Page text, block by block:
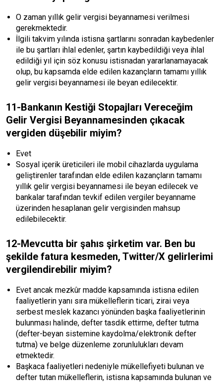
O zaman yıllık gelir vergisi beyannamesi verilmesi
gerekmektedir.
İlgili takvim yılında istisna şartlarını sonradan kaybedenler
ile bu şartları ihlal edenler, şartın kaybedildiği veya ihlal
edildiği yıl için söz konusu istisnadan yararlanamayacak
olup, bu kapsamda elde edilen kazançların tamamı yıllık
gelir vergisi beyannamesi ile beyan edilecektir.
11-Bankanın Kestiği Stopajları Vereceğim
Gelir Vergisi Beyannamesinden çıkacak
vergiden düşebilir miyim?
Evet
Sosyal içerik üreticileri ile mobil cihazlarda uygulama
geliştirenler tarafından elde edilen kazançların tamamı
yıllık gelir vergisi beyannamesi ile beyan edilecek ve
bankalar tarafından tevkif edilen vergiler beyanname
üzerinden hesaplanan gelir vergisinden mahsup
edilebilecektir.
12-Mevcutta bir şahıs şirketim var. Ben bu
şekilde fatura kesmeden, Twitter/X gelirlerimi
vergilendirebilir miyim?
Evet ancak mezkûr madde kapsamında istisna edilen
faaliyetlerin yanı sıra mükelleflerin ticari, zirai veya
serbest meslek kazancı yönünden başka faaliyetlerinin
bulunması halinde, defter tasdik ettirme, defter tutma
(defter-beyan sistemine kaydolma/elektronik defter
tutma) ve belge düzenleme zorunlulukları devam
etmektedir.
Başkaca faaliyetleri nedeniyle mükellefiyeti bulunan ve
defter tutan mükelleflerin, istisna kapsamında bulunan ve